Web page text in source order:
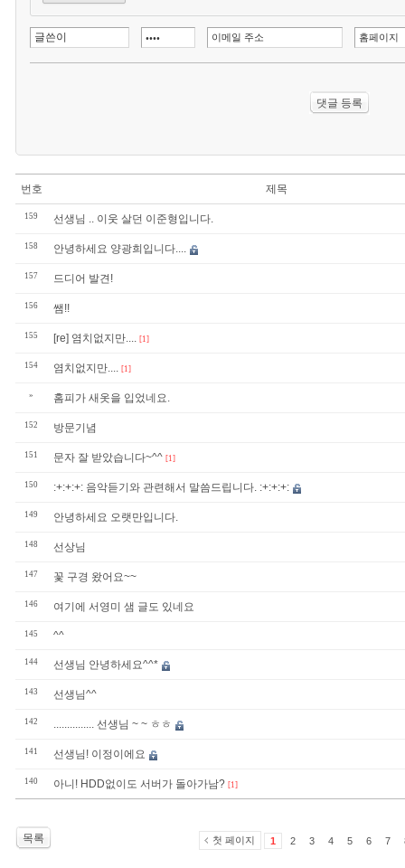
번호 제목
159 선생님 .. 이웃 살던 이준형입니다.
158 안녕하세요 양광희입니다....
157 드디어 발견!
156 쌤!!
155 [re] 염치없지만.... [1]
154 염치없지만.... [1]
» 홈피가 새옷을 입었네요.
152 방문기념
151 문자 잘 받았습니다~^^ [1]
150 :+:+:+: 음악듣기와 관련해서 말씀드립니다. :+:+:+:
149 안녕하세요 오랫만입니다.
148 선상님
147 꽃 구경 왔어요~~
146 여기에 서영미 샘 글도 있네요
145 ^^
144 선생님 안녕하세요^^*
143 선생님^^
142 ............... 선생님 ~ ~ ㅎㅎ
141 선생님! 이정이에요
140 아니! HDD없이도 서버가 돌아가남? [1]
목록 첫 페이지 1 2 3 4 5 6 7